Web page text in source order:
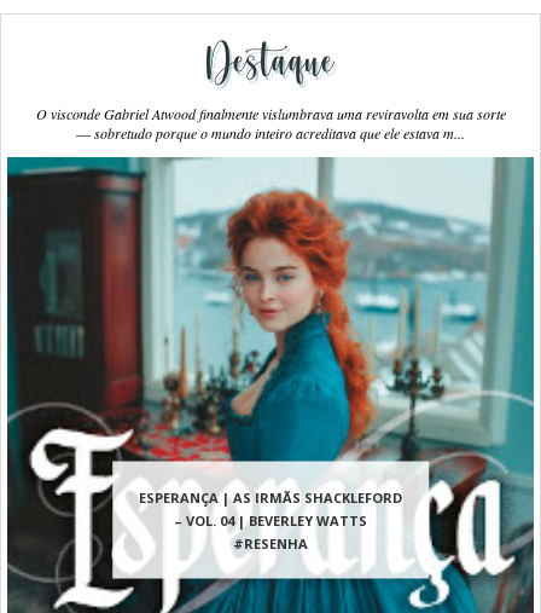
Destaque
ESPERANÇA | AS IRMÃS SHACKLEFORD
– VOL. 04 | BEVERLEY WATTS
#RESENHA
O visconde Gabriel Atwood finalmente vislumbrava uma reviravolta em sua sorte
― sobretudo porque o mundo inteiro acreditava que ele estava m...